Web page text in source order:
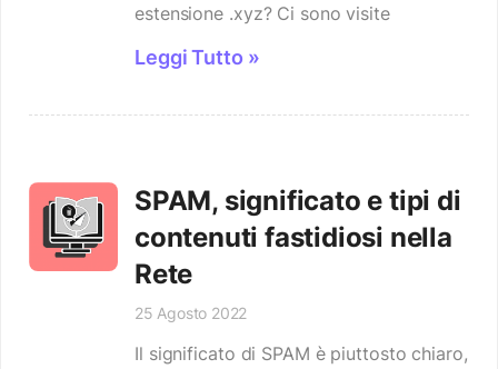
estensione .xyz? Ci sono visite
Leggi Tutto »
SPAM, significato e tipi di
contenuti fastidiosi nella
Rete
25 Agosto 2022
Il significato di SPAM è piuttosto chiaro,